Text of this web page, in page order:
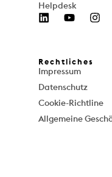
Helpdesk
Rechtliches
Impressum
Datenschutz
Cookie-Richtline
Allgemeine